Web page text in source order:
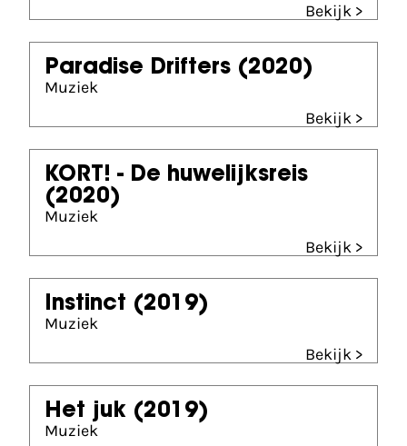
Bekijk >
Paradise Drifters (2020)
Muziek
Bekijk >
KORT! - De huwelijksreis
(2020)
Muziek
Bekijk >
Instinct (2019)
Muziek
Bekijk >
Het juk (2019)
Muziek